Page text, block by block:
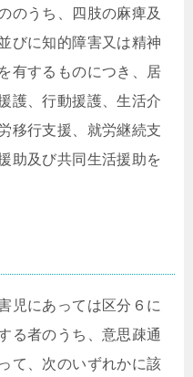
のうち、四肢の麻痺及
びに知的障害又は精神
有するものにつき、居
護、行動援護、生活介
移行支援、就労継続支
助及び共同生活援助を
児にあっては区分６に
る者のうち、意思疎通
て、次のいずれかに該